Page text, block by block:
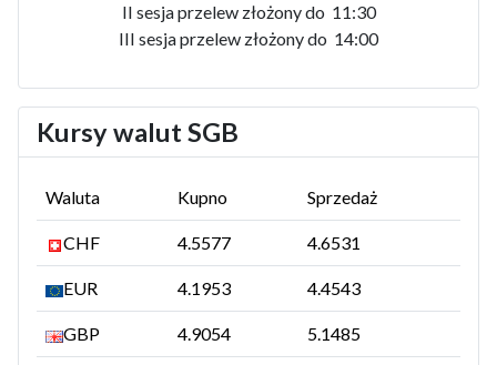
II sesja przelew złożony do 11:30
III sesja przelew złożony do 14:00
Kursy walut SGB
Waluta Kupno Sprzedaż
CHF 4.5577 4.6531
EUR 4.1953 4.4543
GBP 4.9054 5.1485